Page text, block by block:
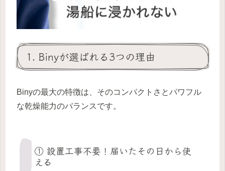
1. Binyが選ばれる3つの理由
Binyの最大の特徴は、そのコンパクトさとパワフル
な乾燥能力のバランスです。
① 設置工事不要！届いたその日から使
える